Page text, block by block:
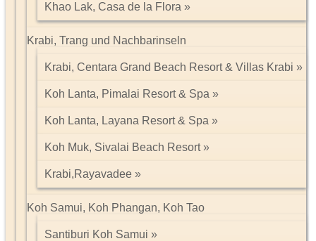
Khao Lak, Casa de la Flora
Krabi, Trang und Nachbarinseln
Krabi, Centara Grand Beach Resort & Villas Krabi
Koh Lanta, Pimalai Resort & Spa
Koh Lanta, Layana Resort & Spa
Koh Muk, Sivalai Beach Resort
Krabi,Rayavadee
Koh Samui, Koh Phangan, Koh Tao
Santiburi Koh Samui